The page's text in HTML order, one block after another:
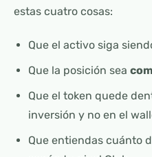
estas cuatro cosas:
Que el activo siga
Que la posición sea
Que el token quede
inversión y no en el
Que entiendas cuánto